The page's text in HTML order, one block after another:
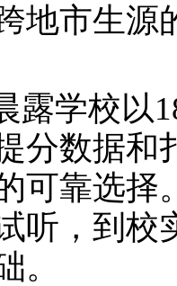
地市生源
露学校以
分数据和
可靠选择
听，到校
。